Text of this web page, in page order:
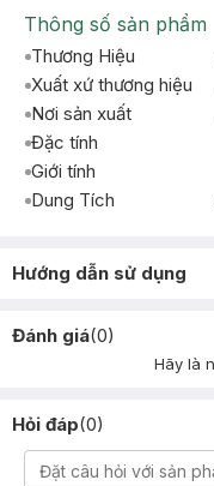
Thông số sản phẩm
Thương Hiệu
Xuất xứ thương hiệu
Nơi sản xuất
Đặc tính
Giới tính
Dung Tích
Hướng dẫn sử dụng
Đánh giá(0)
Hãy là
Hỏi đáp(0)